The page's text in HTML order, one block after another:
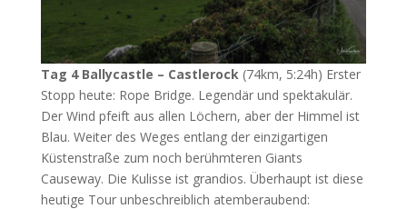
Tag 4 Ballycastle – Castlerock (74km, 5:24h) Erster
Stopp heute: Rope Bridge. Legendär und spektakulär.
Der Wind pfeift aus allen Löchern, aber der Himmel ist
Blau. Weiter des Weges entlang der einzigartigen
Küstenstraße zum noch berühmteren Giants
Causeway. Die Kulisse ist grandios. Überhaupt ist diese
heutige Tour unbeschreiblich atemberaubend: